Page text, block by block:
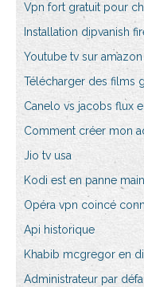
Vpn fort gratuit pour
Installation dipvanish
Youtube tv sur
Télécharger des films
Canelo vs jacobs flux
Comment créer mon
Jio tv usa
Kodi est en panne
Opéra vpn coincé
Api historique
Khabib mcgregor en
Administrateur par